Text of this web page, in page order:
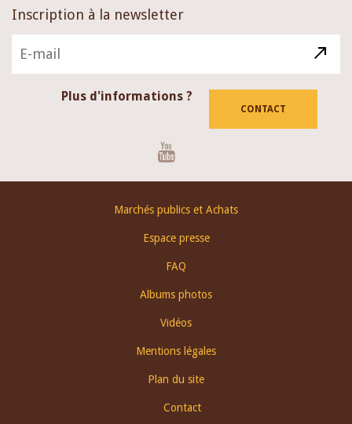
Inscription à la newsletter
Plus d'informations ?
CONTACT
Marchés publics et Achats
Espace presse
FAQ
Albums photos
Vidéos
Mentions légales
Plan du site
Contact